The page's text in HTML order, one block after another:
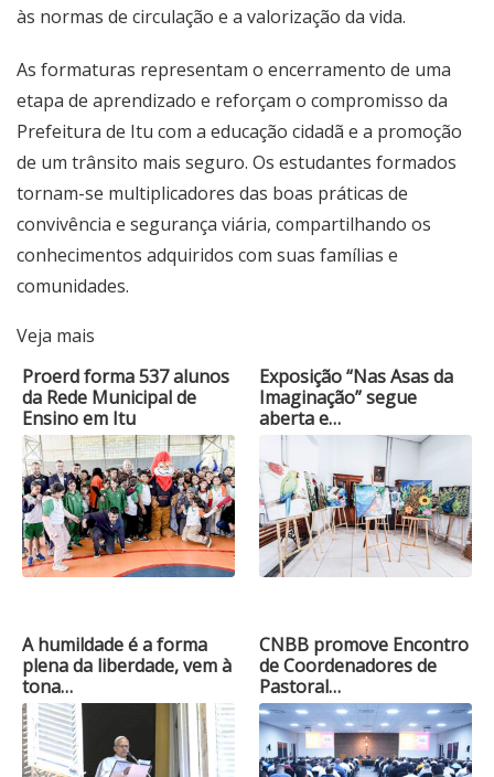
às normas de circulação e a valorização da vida.
As formaturas representam o encerramento de uma
etapa de aprendizado e reforçam o compromisso da
Prefeitura de Itu com a educação cidadã e a promoção
de um trânsito mais seguro. Os estudantes formados
tornam-se multiplicadores das boas práticas de
convivência e segurança viária, compartilhando os
conhecimentos adquiridos com suas famílias e
comunidades.
Veja mais
Proerd forma 537 alunos
da Rede Municipal de
Ensino em Itu
Exposição “Nas Asas da
Imaginação” segue
aberta e…
A humildade é a forma
plena da liberdade, vem à
tona…
CNBB promove Encontro
de Coordenadores de
Pastoral…